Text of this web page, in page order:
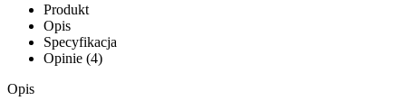
Produkt
Opis
Specyfikacja
Opinie (4)
Opis